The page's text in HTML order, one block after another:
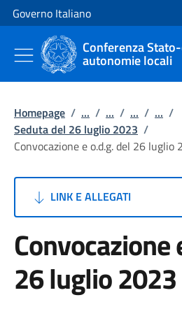
Vai al contenuto
Vai alla navigazione del sito
Governo Italiano
Conferenza
autonomie locali
Homepage / ... / ... / ... / ... /
Seduta del 26 luglio 2023 /
Convocazione e o.d.g. del 26 luglio
LINK E ALLEGATI
Convocazione
26 luglio 2023